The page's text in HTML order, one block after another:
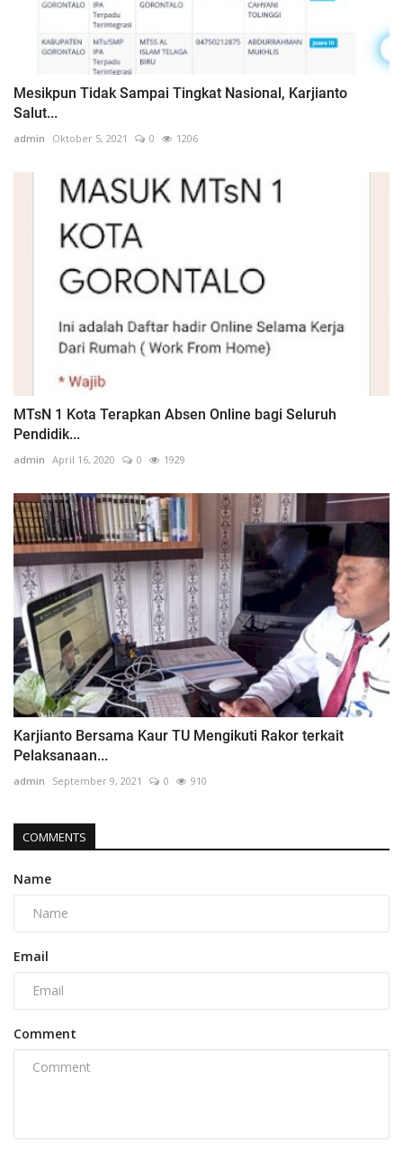
Mesikpun Tidak Sampai Tingkat Nasional, Karjianto
Salut...
admin Oktober 5, 2021 0 1206
MTsN 1 Kota Terapkan Absen Online bagi Seluruh
Pendidik...
admin April 16, 2020 0 1929
Karjianto Bersama Kaur TU Mengikuti Rakor terkait
Pelaksanaan...
admin September 9, 2021 0 910
COMMENTS
Name
Email
Comment